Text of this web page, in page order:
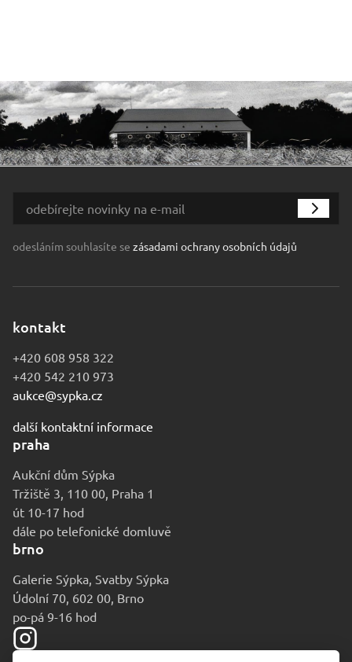
odesláním souhlasíte se zásadami ochrany osobních údajů
kontakt
+420 608 958 322
+420 542 210 973
aukce@sypka.cz
další kontaktní informace
praha
Aukční dům Sýpka
Tržiště 3, 110 00, Praha 1
út 10-17 hod
dále po telefonické domluvě
brno
Galerie Sýpka, Svatby Sýpka
Údolní 70, 602 00, Brno
po-pá 9-16 hod